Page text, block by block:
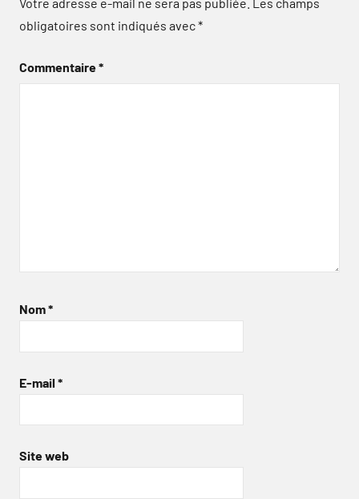
obligatoires sont indiqués avec*
Commentaire*
Nom*
E-mail *
Site web